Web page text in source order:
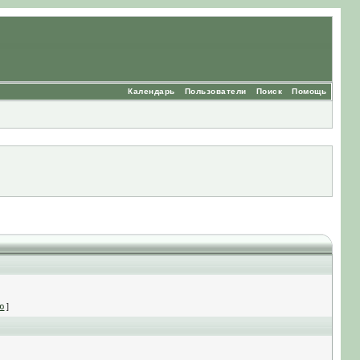
Помощь
Поиск
Пользователи
Календарь
]